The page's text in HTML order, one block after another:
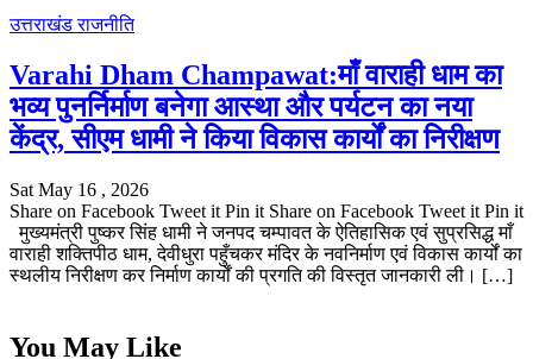
उत्तराखंडराजनीति
Varahi Dham Champawat:माँ वाराही धाम का
भव्य पुनर्निर्माण बनेगा आस्था और पर्यटन का नया
केंद्र, सीएम धामी ने किया विकास कार्यों का निरीक्षण
Sat May 16 , 2026
Share on Facebook Tweet it Pin it Share on Facebook Tweet it Pin it
मुख्यमंत्री पुष्कर सिंह धामी ने जनपद चम्पावत के ऐतिहासिक एवं सुप्रसिद्ध माँ
वाराही शक्तिपीठ धाम, देवीधुरा पहुँचकर मंदिर के नवनिर्माण एवं विकास कार्यों का
स्थलीय निरीक्षण कर निर्माण कार्यों की प्रगति की विस्तृत जानकारी ली। […]
You May Like